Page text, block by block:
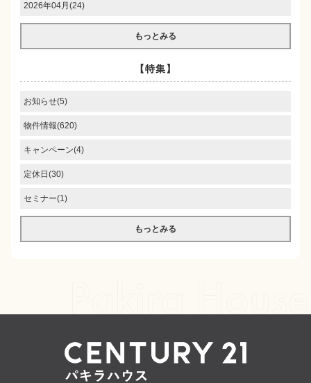
2026年04月(24)
もっとみる
【特集】
お知らせ(5)
物件情報(620)
キャンペーン(4)
定休日(30)
セミナー(1)
もっとみる